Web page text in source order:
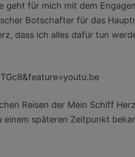
für mich mit dem
Botschafter für das
dass ich alles dafür tun
Reisen der Mein Schiff
späteren Zeitpunkt